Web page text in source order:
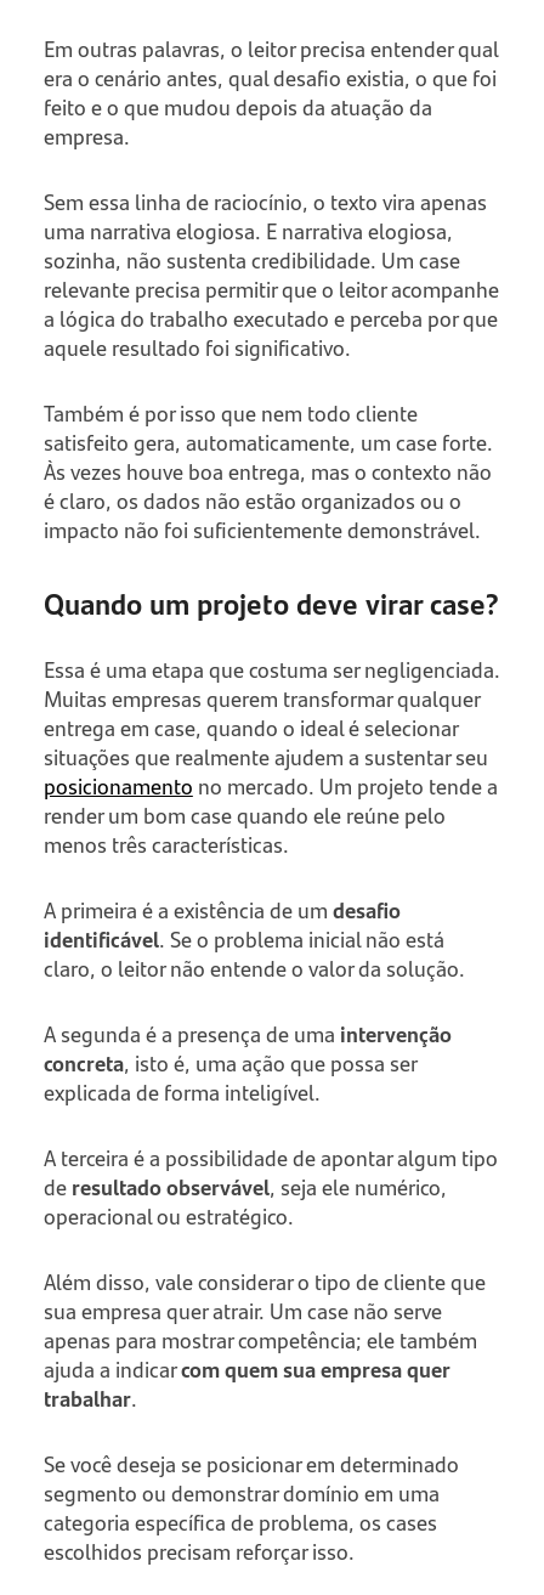
Em outras palavras, o leitor precisa entender qual
era o cenário antes, qual desafio existia, o que foi
feito e o que mudou depois da atuação da
empresa.
Sem essa linha de raciocínio, o texto vira apenas
uma narrativa elogiosa. E narrativa elogiosa,
sozinha, não sustenta credibilidade. Um case
relevante precisa permitir que o leitor acompanhe
a lógica do trabalho executado e perceba por que
aquele resultado foi significativo.
Também é por isso que nem todo cliente
satisfeito gera, automaticamente, um case forte.
Às vezes houve boa entrega, mas o contexto não
é claro, os dados não estão organizados ou o
impacto não foi suficientemente demonstrável.
Quando um projeto deve virar case?
Essa é uma etapa que costuma ser negligenciada.
Muitas empresas querem transformar qualquer
entrega em case, quando o ideal é selecionar
situações que realmente ajudem a sustentar seu
posicionamento no mercado. Um projeto tende a
render um bom case quando ele reúne pelo
menos três características.
A primeira é a existência de umdesafio
identificável. Se o problema inicial não está
claro, o leitor não entende o valor da solução.
A segunda é a presença de uma intervenção
concreta, isto é, uma ação que possa ser
explicada de forma inteligível.
A terceira é a possibilidade de apontar algum tipo
deresultado observável, seja ele numérico,
operacional ou estratégico.
Além disso, vale considerar o tipo de cliente que
sua empresa quer atrair. Um case não serve
apenas para mostrar competência; ele também
ajuda a indicarcom quem sua empresa quer
trabalhar.
Se você deseja se posicionar em determinado
segmento ou demonstrar domínio em uma
categoria específica de problema, os cases
escolhidos precisam reforçar isso.